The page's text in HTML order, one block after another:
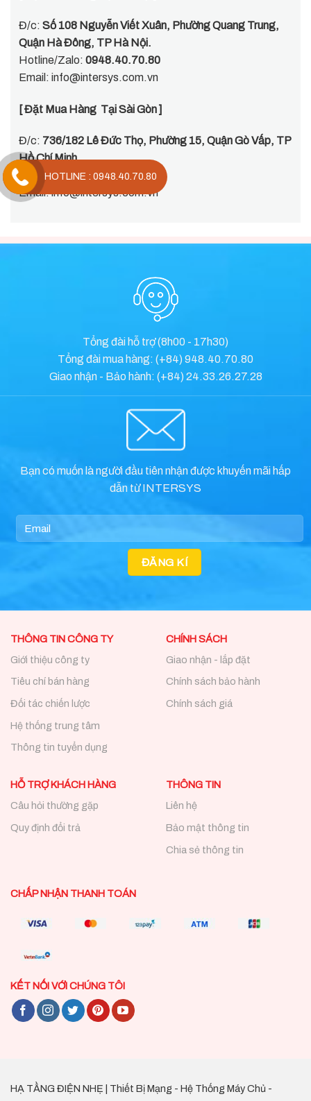
Đ/c: Số 108 Nguyễn Viết Xuân, Phường Quang Trung,
Quận Hà Đông, TP Hà Nội.
Hotline/Zalo: 0948.40.70.80
Email: info@intersys.com.vn
[ Đặt Mua Hàng Tại Sài Gòn ]
Đ/c: 736/182 Lê Đức Thọ, Phường 15, Quận Gò Vấp, TP
Hồ Chí Minh
Hotline/Zalo:0948.40.70.80
Email:info@intersys.com.vn
Tổng đài hỗ trợ (8h00 - 17h30)
Tổng đài mua hàng: (+84) 948.40.70.80
Giao nhận - Bảo hành: (+84) 24.33.26.27.28
Bạn có muốn là người đầu tiên nhận được khuyến mãi hấp
dẫn từ INTERSYS
THÔNG TIN CÔNG TY
Giới thiệu công ty
Tiêu chí bán hàng
Đối tác chiến lược
Hệ thống trung tâm
Thông tin tuyển dụng
CHÍNH SÁCH
Giao nhận - lắp đặt
Chính sách bảo hành
Chính sách giá
HỖ TRỢ KHÁCH HÀNG
Câu hỏi thường gặp
Quy định đổi trả
THÔNG TIN
Liên hệ
Bảo mật thông tin
Chia sẻ thông tin
CHẤP NHẬN THANH TOÁN
KẾT NỐI VỚI CHÚNG TÔI
HẠ TẦNG ĐIỆN NHẸ | Thiết Bị Mạng - Hệ Thống Máy Chủ -
HOTLINE : 0948.40.70.80